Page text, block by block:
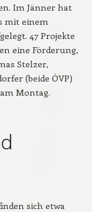
Im Jänner hat
mit einem
47 Projekte
eine Förderung,
Stelzer,
(beide ÖVP)
Montag.
sich etwa